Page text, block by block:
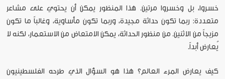
خسروا، بل وخسروا مرتين. هذا المنظور يمكن أن يحتوي على مشاعر
متعددة: ربما تكون حداثة مجيدة، وربما تكون مأساوية، وغالباً ما تكون
مزيجاً من الاثنين. من منظور الحداثة، يمكن الامتعاض من الاستعمار، لكنه لا
يُعارض أبداً.
كيف يعارض المرء العالم؟ هذا هو السؤال الذي طرحه الفلسطينيون